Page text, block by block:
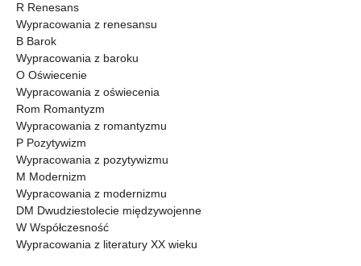
R Renesans
Wypracowania z renesansu
B Barok
Wypracowania z baroku
O Oświecenie
Wypracowania z oświecenia
Rom Romantyzm
Wypracowania z romantyzmu
P Pozytywizm
Wypracowania z pozytywizmu
M Modernizm
Wypracowania z modernizmu
DM Dwudziestolecie międzywojenne
W Współczesność
Wypracowania z literatury XX wieku